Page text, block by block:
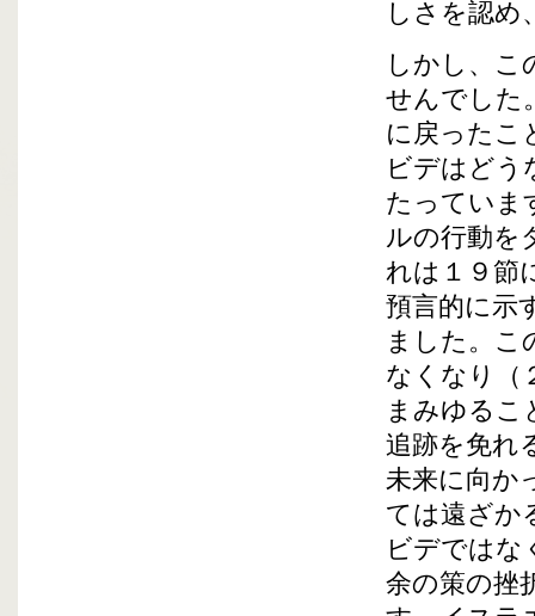
しさを認め
しかし、こ
せんでした
に戻ったこ
ビデはどう
たっていま
ルの行動を
れは１９節
預言的に示
ました。こ
なくなり（
まみゆるこ
追跡を免れ
未来に向か
ては遠ざか
ビデではな
余の策の挫